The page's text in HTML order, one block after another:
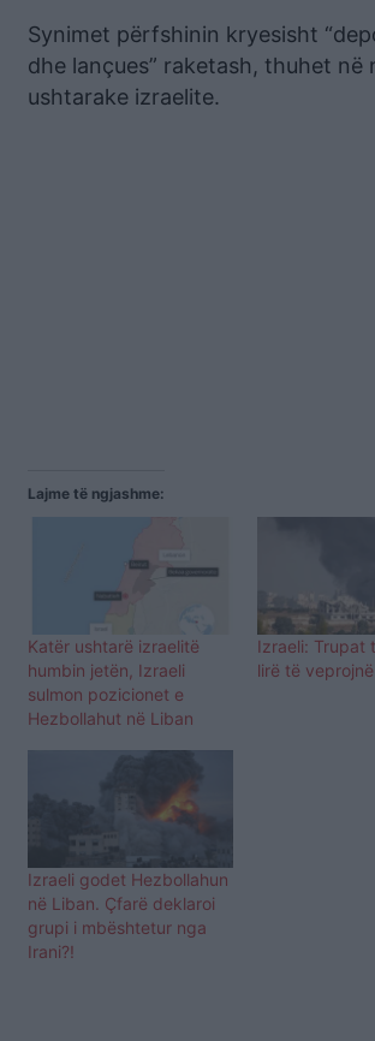
Synimet përfshinin kryesisht
dhe lançues” raketash, thuhet në
ushtarake izraelite.
Lajme të ngjashme:
Katër ushtarë izraelitë
humbin jetën, Izraeli
sulmon pozicionet e
Hezbollahut në Liban
Izraeli: Trupat
lirë të
Izraeli godet Hezbollahun
në Liban. Çfarë deklaroi
grupi i mbështetur nga
Irani?!